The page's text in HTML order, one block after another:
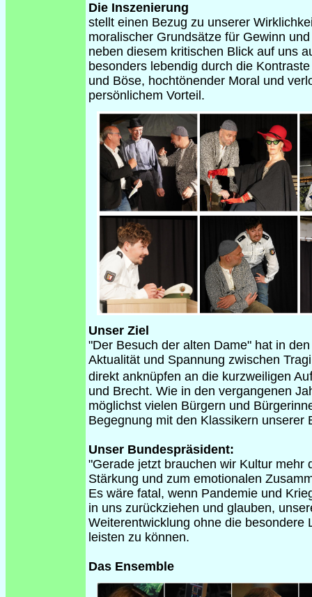
Die Inszenierung
stellt einen Bezug zu unserer
moralischer Grundsätze für Gewinn
neben diesem kritischen Blick auf uns
besonders lebendig durch die
und Böse, hochtönender Moral und
persönlichem Vorteil.
Unser Ziel
"Der Besuch der alten Dame" hat in
Aktualität und Spannung zwischen
direkt anknüpfen an die kurzweiligen
und Brecht. Wie in den vergangenen
möglichst vielen Bürgern und
Begegnung mit den Klassikern unserer
Unser Bundespräsident:
"Gerade jetzt brauchen wir Kultur mehr
Stärkung und zum emotionalen
Es wäre fatal, wenn Pandemie und
in uns zurückziehen und glauben,
Weiterentwicklung ohne die besondere
leisten zu können.
Das Ensemble